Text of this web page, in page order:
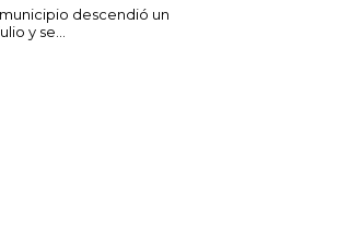
descendió un
y se...